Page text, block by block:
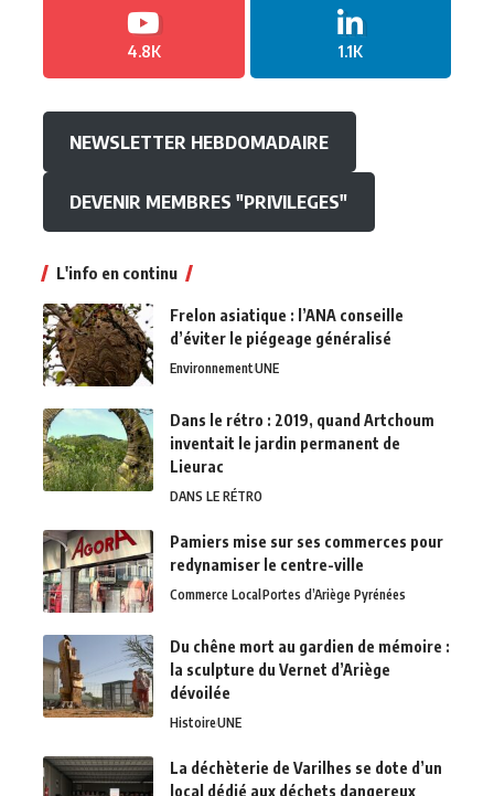
4.8K 1.1K
NEWSLETTER HEBDOMADAIRE
DEVENIR MEMBRES "PRIVILEGES"
L'info en continu
Frelon asiatique : l’ANA conseille
d’éviter le piégeage généralisé
EnvironnementUNE
Dans le rétro : 2019, quand Artchoum
inventait le jardin permanent de
Lieurac
DANS LE RÉTRO
Pamiers mise sur ses commerces pour
redynamiser le centre-ville
Commerce LocalPortes d’Ariège Pyrénées
Du chêne mort au gardien de mémoire :
la sculpture du Vernet d’Ariège
dévoilée
HistoireUNE
La déchèterie de Varilhes se dote d’un
local dédié aux déchets dangereux